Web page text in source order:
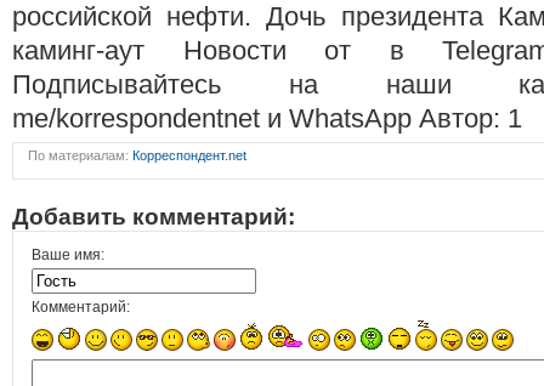
российской нефти. Дочь президента
каминг-аут Новости от в
Подписывайтесь на наши
me/korrespondentnet и WhatsApp Автор: 1
По материалам: Корреспондент.net
Добавить комментарий:
Ваше имя:
Комментарий: